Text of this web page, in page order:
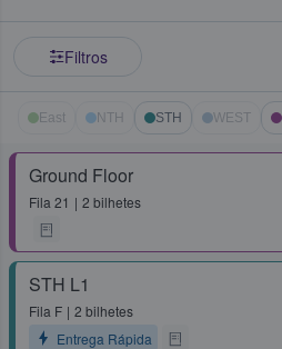
Filtros
East NTH STH WEST
Ground Floor
Fila 21 2 bilhetes
STH L1
Fila F
2 bilhetes
Entrega Rápida